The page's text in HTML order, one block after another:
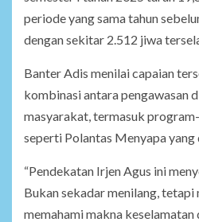
periode yang sama tahun
dengan sekitar 2.512 jiwa
Banter Adis menilai capaian
kombinasi antara pengawasan
masyarakat, termasuk
seperti Polantas Menyapa yang
“Pendekatan Irjen Agus ini
Bukan sekadar menilang,
memahami makna keselamatan